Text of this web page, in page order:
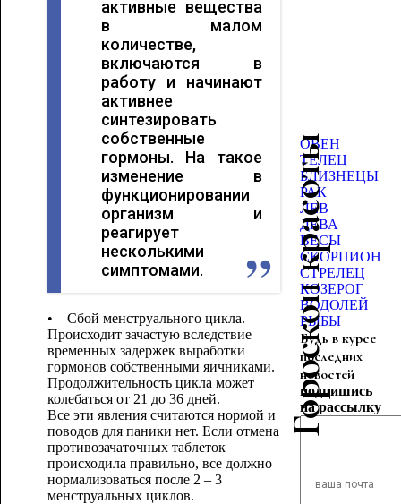
активные вещества
в малом
количестве,
включаются в
работу и начинают
активнее
синтезировать
собственные
гормоны. На такое
изменение в
функционировании
организм и
реагирует
несколькими
симптомами.
• Сбой менструального цикла.
Происходит зачастую вследствие
временных задержек выработки
гормонов собственными яичниками.
Продолжительность цикла может
колебаться от 21 до 36 дней.
Все эти явления считаются нормой и
поводов для паники нет. Если отмена
противозачаточных таблеток
происходила правильно, все должно
нормализоваться после 2 – 3
менструальных циклов.
Гороскоп красоты
ОВЕН
ТЕЛЕЦ
БЛИЗНЕЦЫ
РАК
ЛЕВ
ДЕВА
ВЕСЫ
СКОРПИОН
СТРЕЛЕЦ
КОЗЕРОГ
ВОДОЛЕЙ
РЫБЫ
Будь в курсе
последних
новостей
подпишись
на рассылку